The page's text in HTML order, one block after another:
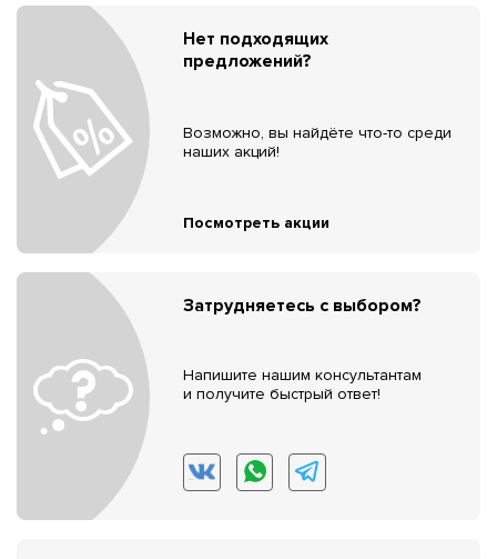
Нет подходящих
предложений?
Возможно, вы найдёте что-то среди
наших акций!
Посмотреть акции
Затрудняетесь с выбором?
Напишите нашим консультантам
и получите быстрый ответ!